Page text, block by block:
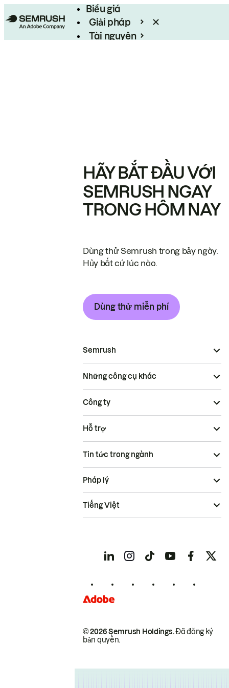
Biểu giá
Giải pháp
Tài nguyên
HÃY BẮT ĐẦU VỚI
SEMRUSH NGAY
TRONG HÔM NAY
Dùng thử Semrush trong bảy ngày.
Hủy bất cứ lúc nào.
Dùng thử miễn phí
Semrush
Những công cụ khác
Công ty
Hỗ trợ
Tin tức trong ngành
© 2026 Semrush Holdings.Đã đăng ký
bản quyền.
Pháp lý
Tiếng Việt